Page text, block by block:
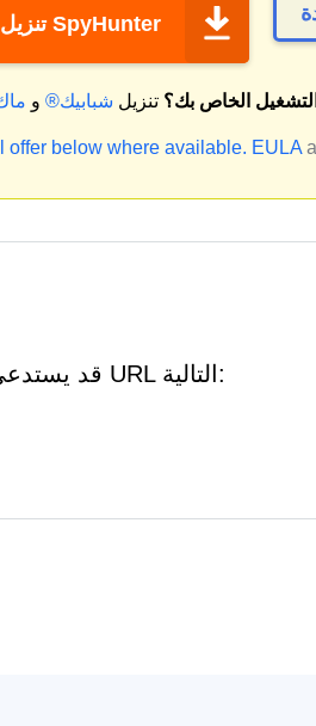
تنزيل SpyHunter
الخاص بك؟ تنزيل شبابيك® و
offer below where available. EULA
Batorathanding.co.in قد يستدعي عناوين URL التالية: